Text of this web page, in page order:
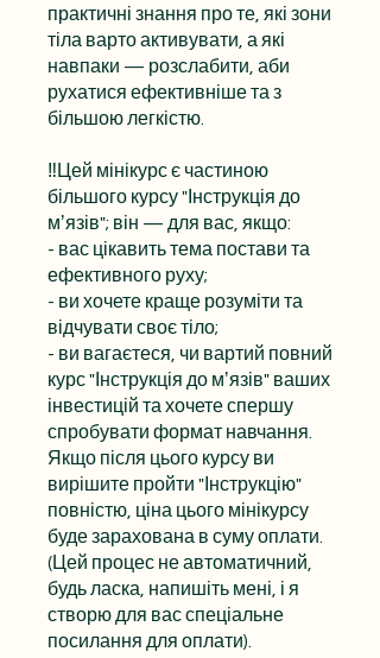
практичні знання про те, які зони
тіла варто активувати, а які
навпаки — розслабити, аби
рухатися ефективніше та з
більшою легкістю.
‼️Цей мінікурс є частиною
більшого курсу "Інструкція до
мʼязів"; він — для вас, якщо:
- вас цікавить тема постави та
ефективного руху;
- ви хочете краще розуміти та
відчувати своє тіло;
- ви вагаєтеся, чи вартий повний
курс "Інструкція до мʼязів" ваших
інвестицій та хочете спершу
спробувати формат навчання.
Якщо після цього курсу ви
вирішите пройти "Інструкцію"
повністю, ціна цього мінікурсу
буде зарахована в суму оплати.
(Цей процес не автоматичний,
будь ласка, напишіть мені, і я
створю для вас спеціальне
посилання для оплати).